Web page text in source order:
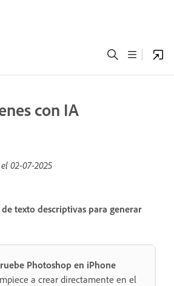
con IA
02-07-2025
texto descriptivas para generar
Photoshop en iPhone
a crear directamente en el